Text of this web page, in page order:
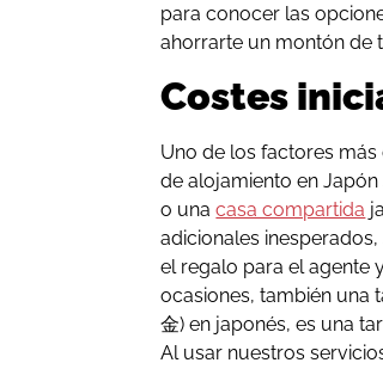
para conocer las
ahorrarte un montón de
Costes
Uno de los factores
de alojamiento en
o unacasa compartida
adicionales
el regalo para el agente
ocasiones, también una
金) en japonés, es una
Al usar nuestros